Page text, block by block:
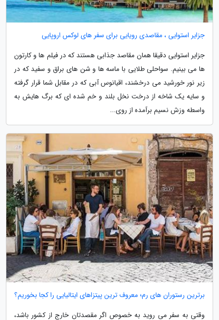
جزایر استوایی ، مقاصدی رویایی برای سفر های لوکس اروپایی
جزایر استوایی دقیقا همان مقاصد جذابی هستند که در فیلم ها و کارتون
ها می بینیم. سواحلی طلایی با ماسه ها و شن های براق و سفید که در
زیر نور خورشید می درخشند، اقیانوس آبی که در مقابل شما قرار گرفته
و سایه یک شاخه از درخت نخل بلند و خم شده ای که برگ هایش به
واسطه وزش نسیم برآمده از روی...
برترین رستوران های رم؛ معروف ترین پیتزاهای ایتالیایی را کجا بخوریم؟
وقتی به سفر می روید به خصوص اگر مقصدتان خارج از کشور باشد،